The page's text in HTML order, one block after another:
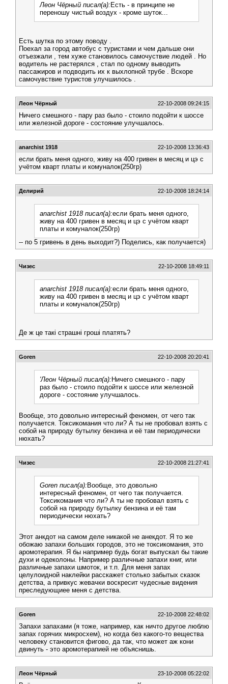
Леон Чёрный писал(а): Есть - в принципе не
переношу чистый воздух - кроме шуток...
Есть шутка по этому поводу .
Поехал за город автобус с туристами и чем дальше они
отъезжали , тем хуже становилось самочуствие людей . Но
водитель не растерялся , стал по одному выводить
пассажиров и подводить их к выхлопной трубе . Вскоре
самочувствие туристов улучшилось .
Леон Чёрный 22-10-2008 09:24:15
Ничего смешного - пару раз было - стоило подойти к шоссе
или железной дороге - состояние улучшалось.
anarchist 1918 22-10-2008 13:36:43
если брать меня одного, живу на 400 гривен в месяц и цэ с
учётом кварт платы и комуналок(250гр)
Делирий 22-10-2008 18:24:14
anarchist 1918 писал(а):если брать меня одного,
живу на 400 гривен в месяц и цэ с учётом кварт
платы и комуналок(250гр)
-- по 5 гривень в день выходит?) Поделись, как получается)
Чизес 22-10-2008 18:49:11
anarchist 1918 писал(а):если брать меня одного,
живу на 400 гривен в месяц и цэ с учётом кварт
платы и комуналок(250гр)
Де ж це такі страшні гроші платять?
Goren 22-10-2008 20:20:41
'Леон Чёрный писал(а): Ничего смешного - пару
раз было - стоило подойти к шоссе или железной
дороге - состояние улучшалось.
Вообще, это довольно интересный феномен, от чего так
получается. Токсикомания что ли? А ты не пробовал взять с
собой на природу бутылку бензина и её там периодически
нюхать?
Чизес 22-10-2008 21:27:41
Goren писал(а): Вообще, это довольно
интересный феномен, от чего так получается.
Токсикомания что ли? А ты не пробовал взять с
собой на природу бутылку бензина и её там
периодически нюхать?
Этот анкдот на самом деле никакой не анекдот. Я то же
обожаю запахи больших городов, это не токсикомания, это
аромотерапия. Я бы например будь богат выпускал бы такие
духи и одеколоны. Например различные запахи книг, или
различные запахи шмоток, и т.п. Для меня запах
целулоидной наклейки расскажет столько забытых сказок
детства, а привкус жевачки воскресит чудесные видения
преследующиее меня с детства.
Goren 22-10-2008 22:48:02
Запахи запахами (я тоже, например, как ничто другое люблю
запах горячих микросхем), но когда без какого-то вещества
человеку становится фигово, да так, что может аж кони
двинуть - это аромотерапией не объяснишь.
Леон Чёрный 23-10-2008 05:22:02